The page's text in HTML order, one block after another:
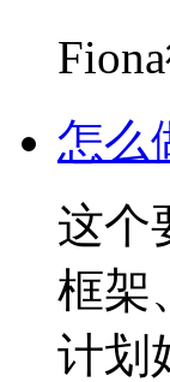
怎么
这个
框架
计划